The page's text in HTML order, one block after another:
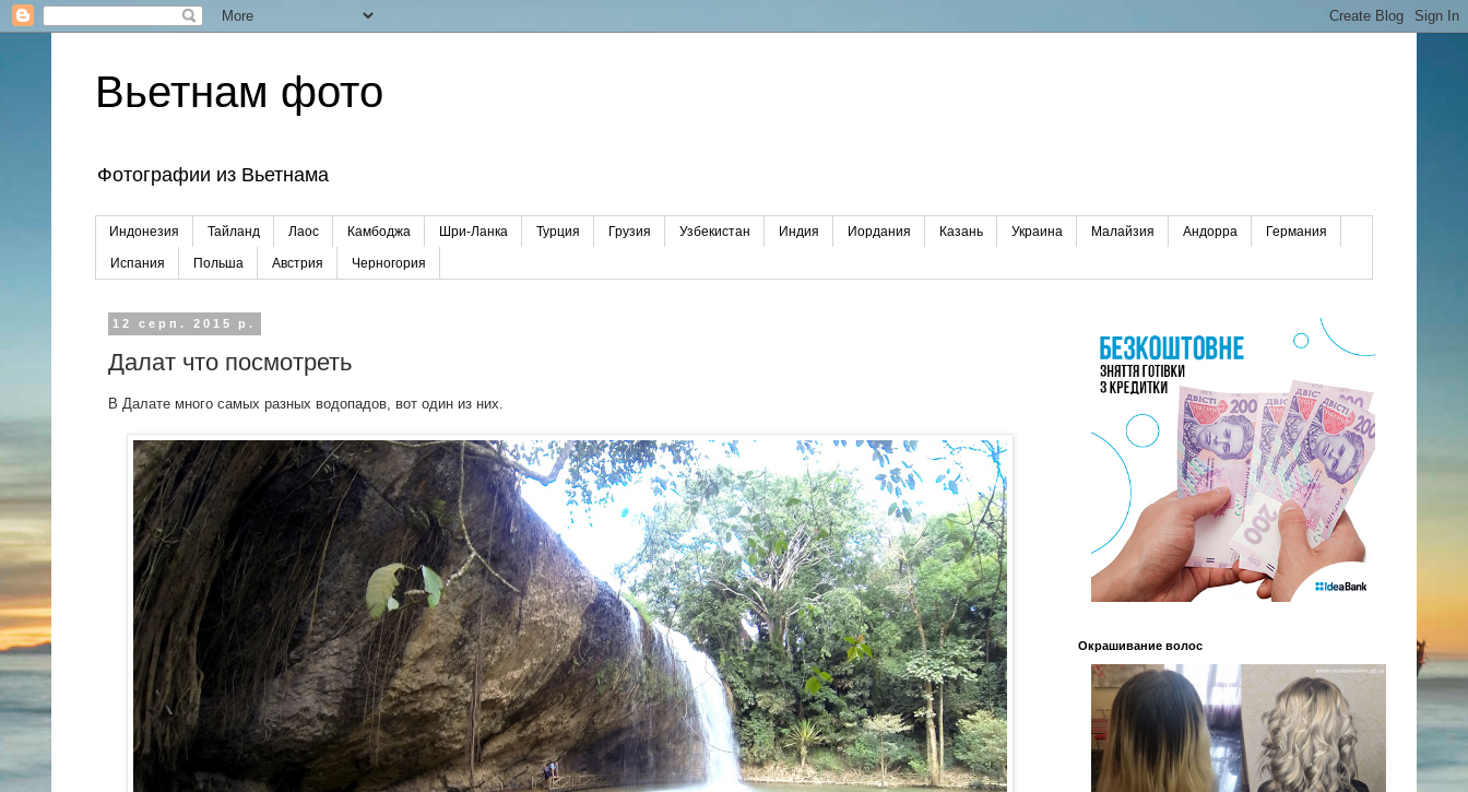
Вьетнам фото
Фотографии из Вьетнама
Индонезия Тайланд Лаос Камбоджа Шри-Ланка Турция Грузия Узбекистан Индия Иордания Казань Украина Малайзия Андорра Германия
Испания Польша Австрия Черногория
12 серп. 2015 р.
Далат что посмотреть
В Далате много самых разных водопадов, вот один из них.
Окрашивание волос